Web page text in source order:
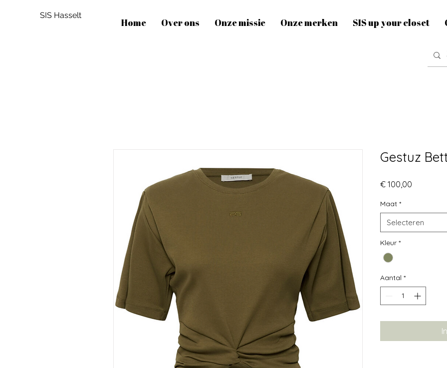
SIS Hasselt
Home Over ons Onze missie Onze merken SIS up your closet
Gestuz
€ 100,00
Maat *
Selecteren
Kleur *
Aantal *